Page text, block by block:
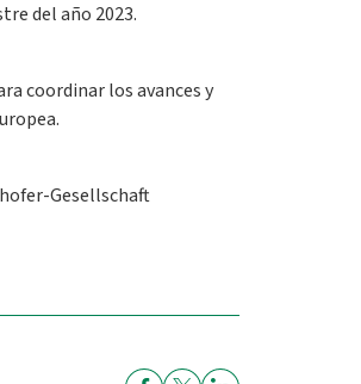
del año 2023.
coordinar los avances y
Gesellschaft